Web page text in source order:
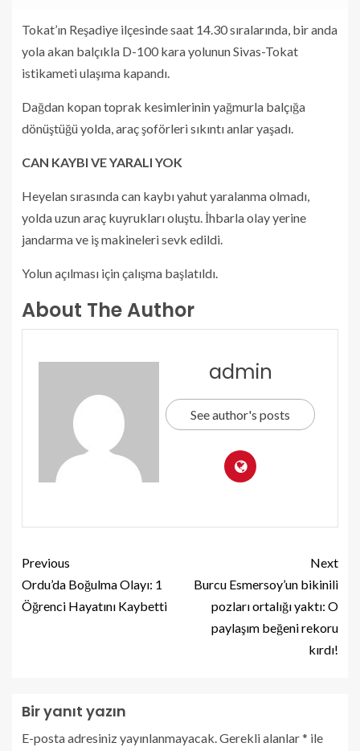
Tokat’ın Reşadiye ilçesinde saat 14.30 sıralarında, bir anda
yola akan balçıkla D-100 kara yolunun Sivas-Tokat
istikameti ulaşıma kapandı.
Dağdan kopan toprak kesimlerinin yağmurla balçığa
dönüştüğü yolda, araç şoförleri sıkıntı anlar yaşadı.
CAN KAYBI VE YARALI YOK
Heyelan sırasında can kaybı yahut yaralanma olmadı,
yolda uzun araç kuyrukları oluştu. İhbarla olay yerine
jandarma ve iş makineleri sevk edildi.
Yolun açılması için çalışma başlatıldı.
About The Author
admin
See author's posts
Previous
Ordu’da Boğulma Olayı: 1
Öğrenci Hayatını Kaybetti
Next
Burcu Esmersoy’un bikinili
pozları ortalığı yaktı: O
paylaşım beğeni rekoru
kırdı!
Bir yanıt yazın
E-posta adresiniz yayınlanmayacak.Gerekli alanlar* ile